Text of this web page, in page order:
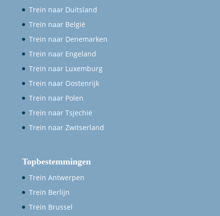
Trein naar Duitsland
Trein naar België
Trein naar Denemarken
Trein naar Engeland
Trein naar Luxemburg
Trein naar Oostenrijk
Trein naar Polen
Trein naar Tsjechië
Trein naar Zwitserland
Topbestemmingen
Trein Antwerpen
Trein Berlijn
Trein Brussel